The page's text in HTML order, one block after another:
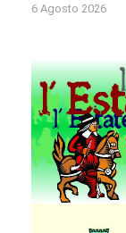
6 Agosto 2026